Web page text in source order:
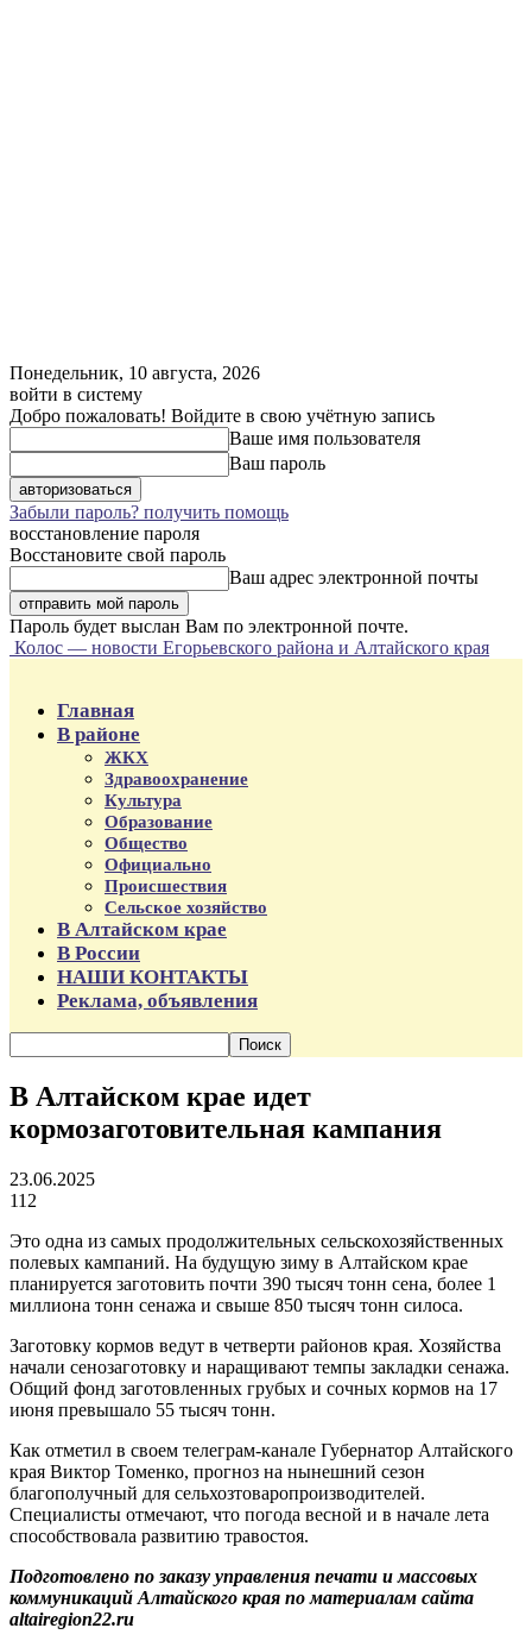
Понедельник, 10 августа, 2026
войти в систему
Добро пожаловать! Войдите в свою учётную запись
Ваше имя пользователя
Ваш пароль
Забыли пароль? получить помощь
восстановление пароля
Восстановите свой пароль
Ваш адрес электронной почты
Пароль будет выслан Вам по электронной почте.
Колос — новости Егорьевского района и Алтайского края
Главная
В районе
ЖКХ
Здравоохранение
Культура
Образование
Общество
Официально
Происшествия
Сельское хозяйство
В Алтайском крае
В России
НАШИ КОНТАКТЫ
Реклама, объявления
В Алтайском крае идет
кормозаготовительная кампания
23.06.2025
112
Это одна из самых продолжительных сельскохозяйственных
полевых кампаний. На будущую зиму в Алтайском крае
планируется заготовить почти 390 тысяч тонн сена, более 1
миллиона тонн сенажа и свыше 850 тысяч тонн силоса.
Заготовку кормов ведут в четверти районов края. Хозяйства
начали сенозаготовку и наращивают темпы закладки сенажа.
Общий фонд заготовленных грубых и сочных кормов на 17
июня превышало 55 тысяч тонн.
Как отметил в своем телеграм-канале Губернатор Алтайского
края Виктор Томенко, прогноз на нынешний сезон
благополучный для сельхозтоваропроизводителей.
Специалисты отмечают, что погода весной и в начале лета
способствовала развитию травостоя.
Подготовлено по заказу управления печати и массовых
коммуникаций Алтайского края по материалам сайта
altairegion22.ru